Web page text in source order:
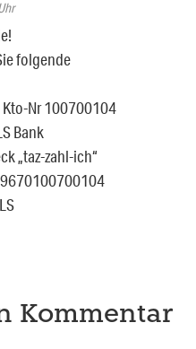
folgende
Nr 100700104
Bank
„taz-zahl-ich“
Kommentar